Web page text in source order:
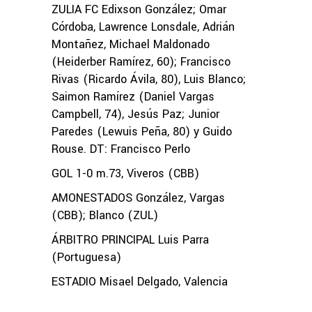
ZULIA FC Edixson González; Omar
Córdoba, Lawrence Lonsdale, Adrián
Montañez, Michael Maldonado
(Heiderber Ramírez, 60); Francisco
Rivas (Ricardo Ávila, 80), Luis Blanco;
Saimon Ramírez (Daniel Vargas
Campbell, 74), Jesús Paz; Junior
Paredes (Lewuis Peña, 80) y Guido
Rouse. DT: Francisco Perlo
GOL 1-0 m.73, Viveros (CBB)
AMONESTADOS González, Vargas
(CBB); Blanco (ZUL)
ÁRBITRO PRINCIPAL Luis Parra
(Portuguesa)
ESTADIO Misael Delgado, Valencia